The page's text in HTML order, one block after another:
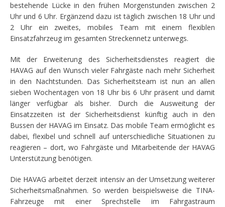
bestehende Lücke in den frühen Morgenstunden zwischen 2
Uhr und 6 Uhr. Ergänzend dazu ist täglich zwischen 18 Uhr und
2 Uhr ein zweites, mobiles Team mit einem flexiblen
Einsatzfahrzeug im gesamten Streckennetz unterwegs.
Mit der Erweiterung des Sicherheitsdienstes reagiert die
HAVAG auf den Wunsch vieler Fahrgäste nach mehr Sicherheit
in den Nachtstunden. Das Sicherheitsteam ist nun an allen
sieben Wochentagen von 18 Uhr bis 6 Uhr präsent und damit
länger verfügbar als bisher. Durch die Ausweitung der
Einsatzzeiten ist der Sicherheitsdienst künftig auch in den
Bussen der HAVAG im Einsatz. Das mobile Team ermöglicht es
dabei, flexibel und schnell auf unterschiedliche Situationen zu
reagieren – dort, wo Fahrgäste und Mitarbeitende der HAVAG
Unterstützung benötigen.
Die HAVAG arbeitet derzeit intensiv an der Umsetzung weiterer
Sicherheitsmaßnahmen. So werden beispielsweise die TINA-
Fahrzeuge mit einer Sprechstelle im Fahrgastraum